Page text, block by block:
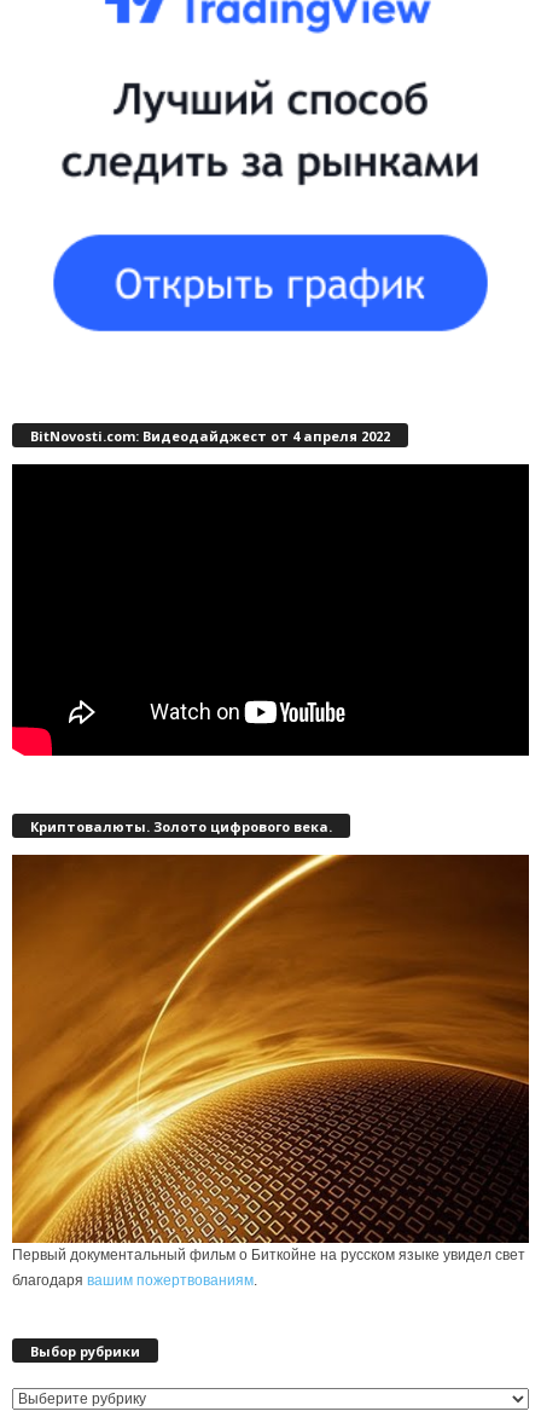
BitNovosti.com: Видеодайджест от 4 апреля 2022
Криптовалюты. Золото цифрового века.
Первый документальный фильм о Биткойне на русском языке увидел свет
благодаря вашим пожертвованиям.
Выбор рубрики
Выбор